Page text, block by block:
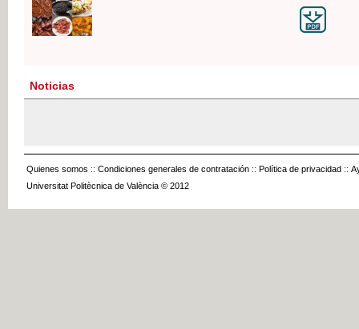
Noticias
Quienes somos :: Condiciones generales de contratación :: Política de privacidad ::
Universitat Politècnica de València © 2012